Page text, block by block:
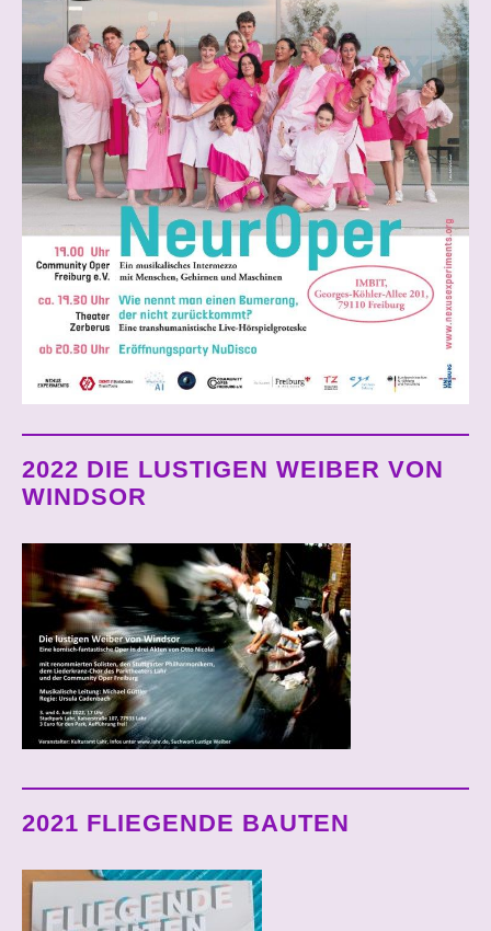
2022 DIE LUSTIGEN WEIBER VON
WINDSOR
2021 FLIEGENDE BAUTEN